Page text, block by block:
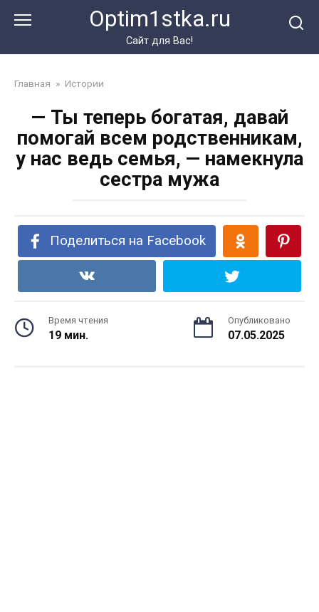
Optim1stka.ru
Сайт для Вас!
Главная » Истории
— Ты теперь богатая, давай
помогай всем родственникам,
у нас ведь семья, — намекнула
сестра мужа
Поделиться на Facebook
Время чтения
19 мин.
Опубликовано
07.05.2025